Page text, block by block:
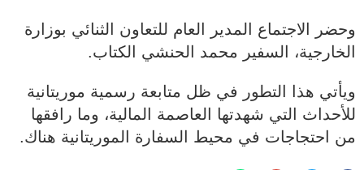
وحضر الاجتماع المدير العام للتعاون الثنائي بوزارة
الخارجية، السفير محمد الحنشي الكتاب.
ويأتي هذا التطور في ظل متابعة رسمية موريتانية
للأحداث التي شهدتها العاصمة المالية، وما رافقها
من احتجاجات في محيط السفارة الموريتانية هناك.